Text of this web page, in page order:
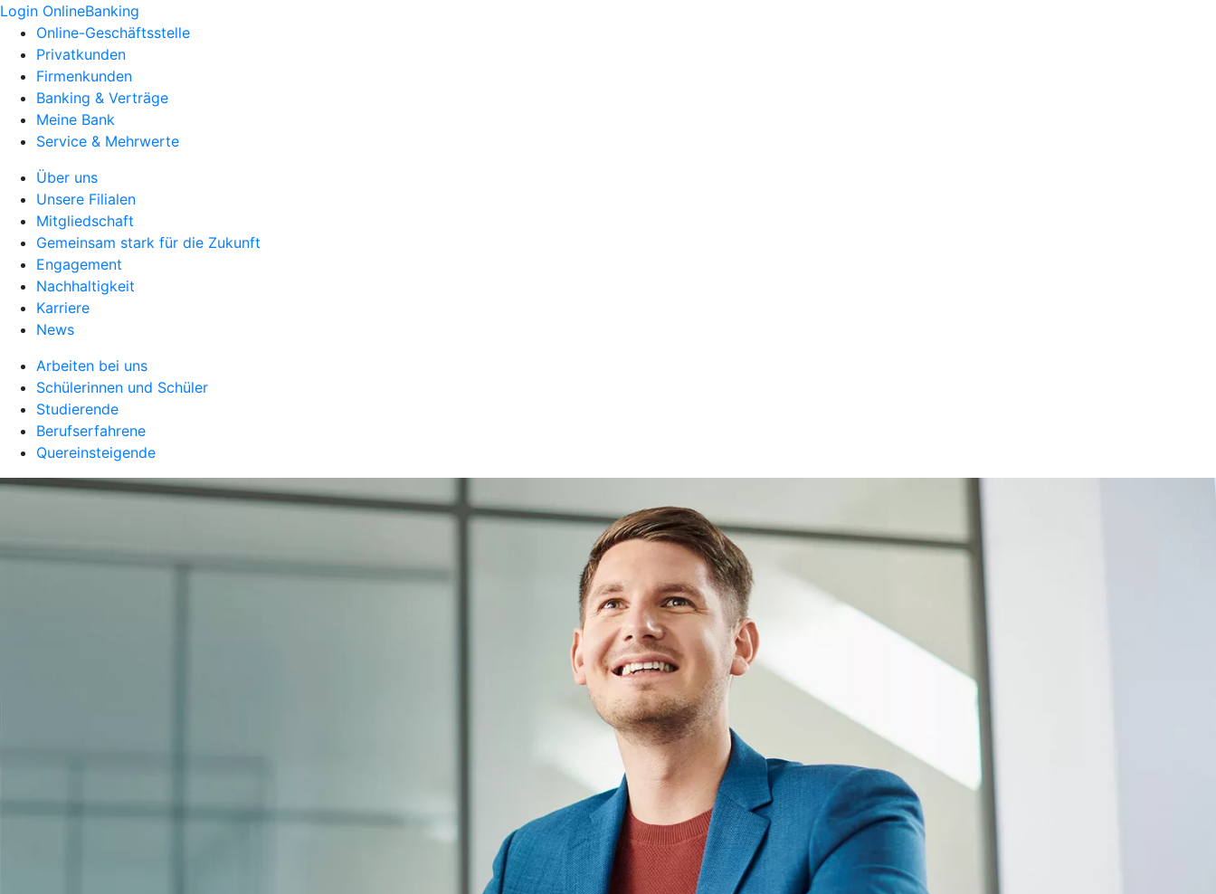
Login OnlineBanking
Online-Geschäftsstelle
Privatkunden
Firmenkunden
Banking & Verträge
Meine Bank
Service & Mehrwerte
Über uns
Unsere Filialen
Mitgliedschaft
Gemeinsam stark für die Zukunft
Engagement
Nachhaltigkeit
Karriere
News
Arbeiten bei uns
Schülerinnen und Schüler
Studierende
Berufserfahrene
Quereinsteigende